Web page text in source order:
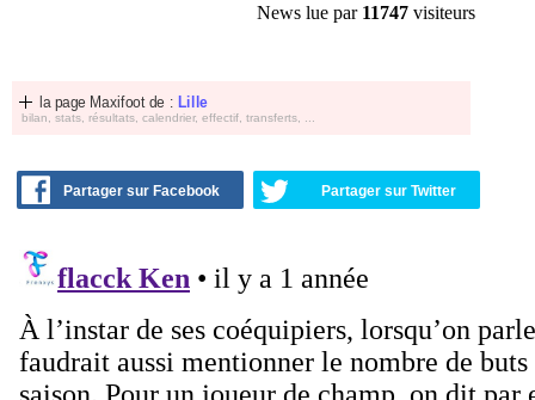
News lue par 11747visiteurs
la page Maxifoot de : Lille
bilan, stats, résultats, calendrier, effectif, transferts, ...
Partager sur Facebook Partager sur Twitter